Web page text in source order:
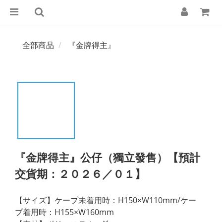
全部商品 『金牌得主』
『金牌得主』公仔（獨立發售）【預計
交貨期：２０２６／０１】
【サイズ】ケープ未着用時：H150×W110mm/ケー
プ着用時：H155×W160mm